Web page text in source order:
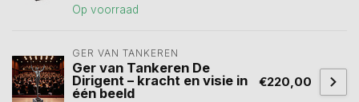
Op voorraad
GER VAN TANKEREN
Ger van Tankeren De
Dirigent – kracht en visie in
één beeld
€220,00